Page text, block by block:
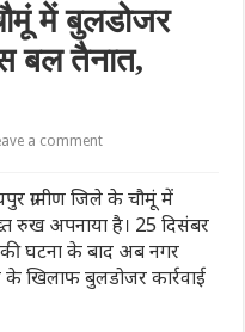
में बुलडोजर
बल तैनात,
a comment
ग्रामीण जिले के चौमूं में
रुख अपनाया है। 25 दिसंबर
की घटना के बाद अब नगर
खिलाफ बुलडोजर कार्रवाई